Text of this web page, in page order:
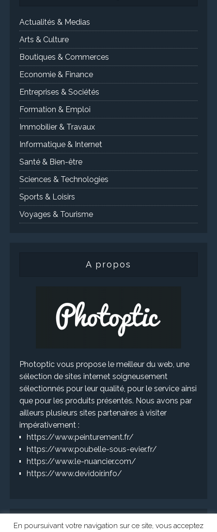
Actualités & Medias
Arts & Culture
Boutiques & Commerces
Economie & Finance
Entreprises & Sociétés
Formation & Emploi
Immobilier & Travaux
Informatique & Internet
Santé & Bien-être
Sciences & Technologies
Sports & Loisirs
Voyages & Tourisme
A propos
Photoptic vous propose le meilleur du web, une
sélection de sites internet soigneusement
sélectionnés pour leur qualité, pour le service ainsi
que pour les produits présentés. Nous avons par
ailleurs plusieurs sites partenaires à visiter
impérativement :
https://www.peinturement.fr/
https://www.poubelle-sous-evier.fr/
https://www.le-nuancier.com/
https://www.devidoir.info/
En poursuivant votre navigation sur ce site, vous acceptez